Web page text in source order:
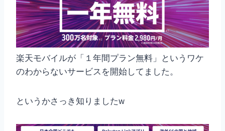
楽天モバイルが「１年間プラン無料」というワケ
のわからないサービスを開始してました。
というかさっき知りましたw